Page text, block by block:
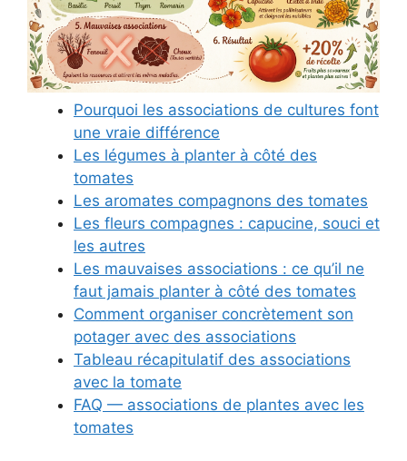
Pourquoi les associations de cultures font
une vraie différence
Les légumes à planter à côté des
tomates
Les aromates compagnons des tomates
Les fleurs compagnes : capucine, souci et
les autres
Les mauvaises associations : ce qu’il ne
faut jamais planter à côté des tomates
Comment organiser concrètement son
potager avec des associations
Tableau récapitulatif des associations
avec la tomate
FAQ — associations de plantes avec les
tomates